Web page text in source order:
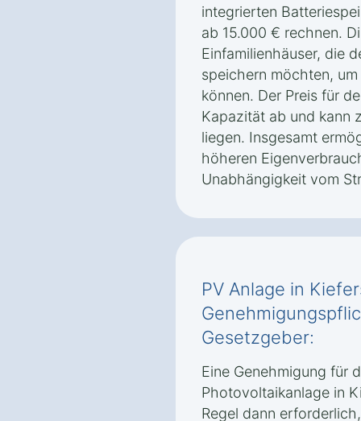
integrierten
ab 15.000 € rechnen.
Einfamilienhäuser, die
speichern möchten,
können. Der Preis für
Kapazität ab und kann
liegen. Insgesamt
höheren
Unabhängigkeit vom
PV Anlage in
Gesetzgeber:
Eine Genehmigung für
Photovoltaikanlage in
Regel dann